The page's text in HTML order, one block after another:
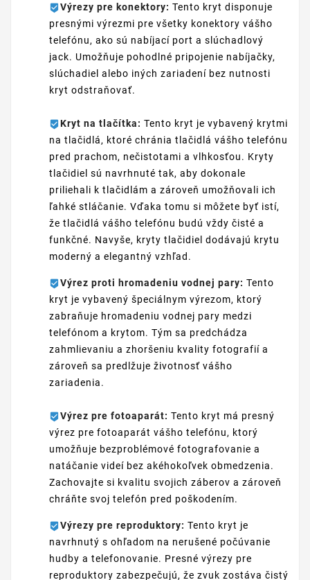
Výrezy pre konektory: Tento kryt disponuje
presnými výrezmi pre všetky konektory vášho
telefónu, ako sú nabíjací port a slúchadlový
jack. Umožňuje pohodlné pripojenie nabíjačky,
slúchadiel alebo iných zariadení bez nutnosti
kryt odstraňovať.
Kryt na tlačítka: Tento kryt je vybavený krytmi
na tlačidlá, ktoré chránia tlačidlá vášho telefónu
pred prachom, nečistotami a vlhkosťou. Kryty
tlačidiel sú navrhnuté tak, aby dokonale
priliehali k tlačidlám a zároveň umožňovali ich
ľahké stláčanie. Vďaka tomu si môžete byť istí,
že tlačidlá vášho telefónu budú vždy čisté a
funkčné. Navyše, kryty tlačidiel dodávajú krytu
moderný a elegantný vzhľad.
Výrez proti hromadeniu vodnej pary: Tento
kryt je vybavený špeciálnym výrezom, ktorý
zabraňuje hromadeniu vodnej pary medzi
telefónom a krytom. Tým sa predchádza
zahmlievaniu a zhoršeniu kvality fotografií a
zároveň sa predlžuje životnosť vášho
zariadenia.
Výrez pre fotoaparát: Tento kryt má presný
výrez pre fotoaparát vášho telefónu, ktorý
umožňuje bezproblémové fotografovanie a
natáčanie videí bez akéhokoľvek obmedzenia.
Zachovajte si kvalitu svojich záberov a zároveň
chráňte svoj telefón pred poškodením.
Výrezy pre reproduktory: Tento kryt je
navrhnutý s ohľadom na nerušené počúvanie
hudby a telefonovanie. Presné výrezy pre
reproduktory zabezpečujú, že zvuk zostáva čistý